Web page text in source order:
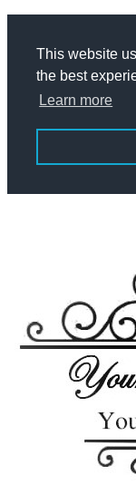
This website
the best
Learn more
English